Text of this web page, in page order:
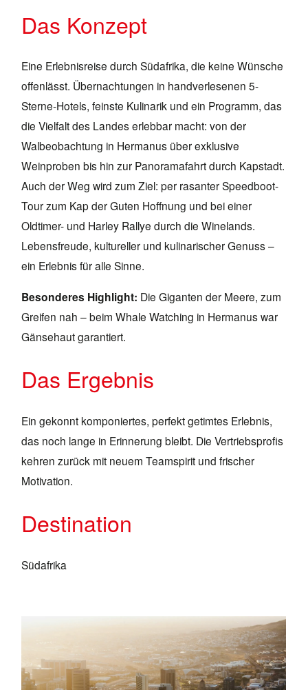
Das Konzept
Eine Erlebnisreise durch Südafrika, die keine Wünsche
offenlässt. Übernachtungen in handverlesenen 5-
Sterne-Hotels, feinste Kulinarik und ein Programm, das
die Vielfalt des Landes erlebbar macht: von der
Walbeobachtung in Hermanus über exklusive
Weinproben bis hin zur Panoramafahrt durch Kapstadt.
Auch der Weg wird zum Ziel: per rasanter Speedboot-
Tour zum Kap der Guten Hoffnung und bei einer
Oldtimer- und Harley Rallye durch die Winelands.
Lebensfreude, kultureller und kulinarischer Genuss –
ein Erlebnis für alle Sinne.
Besonderes Highlight: Die Giganten der Meere, zum
Greifen nah – beim Whale Watching in Hermanus war
Gänsehaut garantiert.
Das Ergebnis
Ein gekonnt komponiertes, perfekt getimtes Erlebnis,
das noch lange in Erinnerung bleibt. Die Vertriebsprofis
kehren zurück mit neuem Teamspirit und frischer
Motivation.
Destination
Südafrika